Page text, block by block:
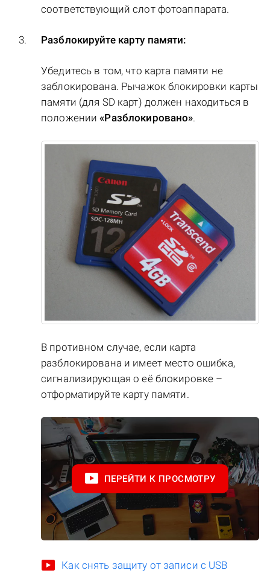
соответствующий слот фотоаппарата.
Разблокируйте карту памяти:
Убедитесь в том, что карта памяти не
заблокирована. Рычажок блокировки карты
памяти (для SD карт) должен находиться в
положении«Разблокировано».
В противном случае, если карта
разблокирована и имеет место ошибка,
сигнализирующая о её блокировке –
отформатируйте карту памяти.
ПЕРЕЙТИ К ПРОСМОТРУ
Как снять защиту от записи с USB